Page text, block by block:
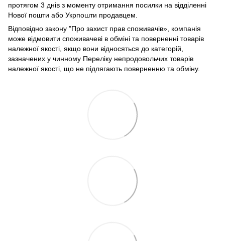
протягом 3 днів з моменту отримання посилки на відділенні
Нової пошти або Укрпошти продавцем.
Відповідно закону "Про захист прав споживачів» , компанія
може відмовити споживачеві в обміні та поверненні товарів
належної якості, якщо вони відносяться до категорій,
зазначених у чинному Переліку непродовольчих товарів
належної якості, що не підлягають поверненню та обміну.